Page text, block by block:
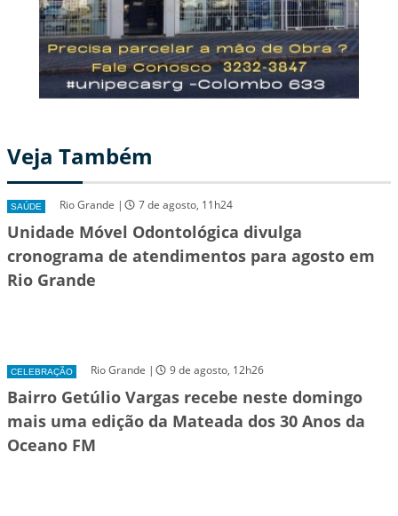
Veja Também
SAÚDE Rio Grande | 7 de agosto, 11h24
Unidade Móvel Odontológica divulga
cronograma de atendimentos para agosto em
Rio Grande
CELEBRAÇÃO Rio Grande | 9 de agosto, 12h26
Bairro Getúlio Vargas recebe neste domingo
mais uma edição da Mateada dos 30 Anos da
Oceano FM